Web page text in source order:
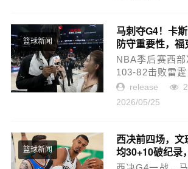
场...
篮球新闻
马刺夺G4！卡
防守重要性，福
NBA季后赛西部
103-82击败雷
2-2平。卡斯尔
的防守：我觉得
还是...
release
2026/05/25
篮球新闻
西决前四场，
均30+10破纪录